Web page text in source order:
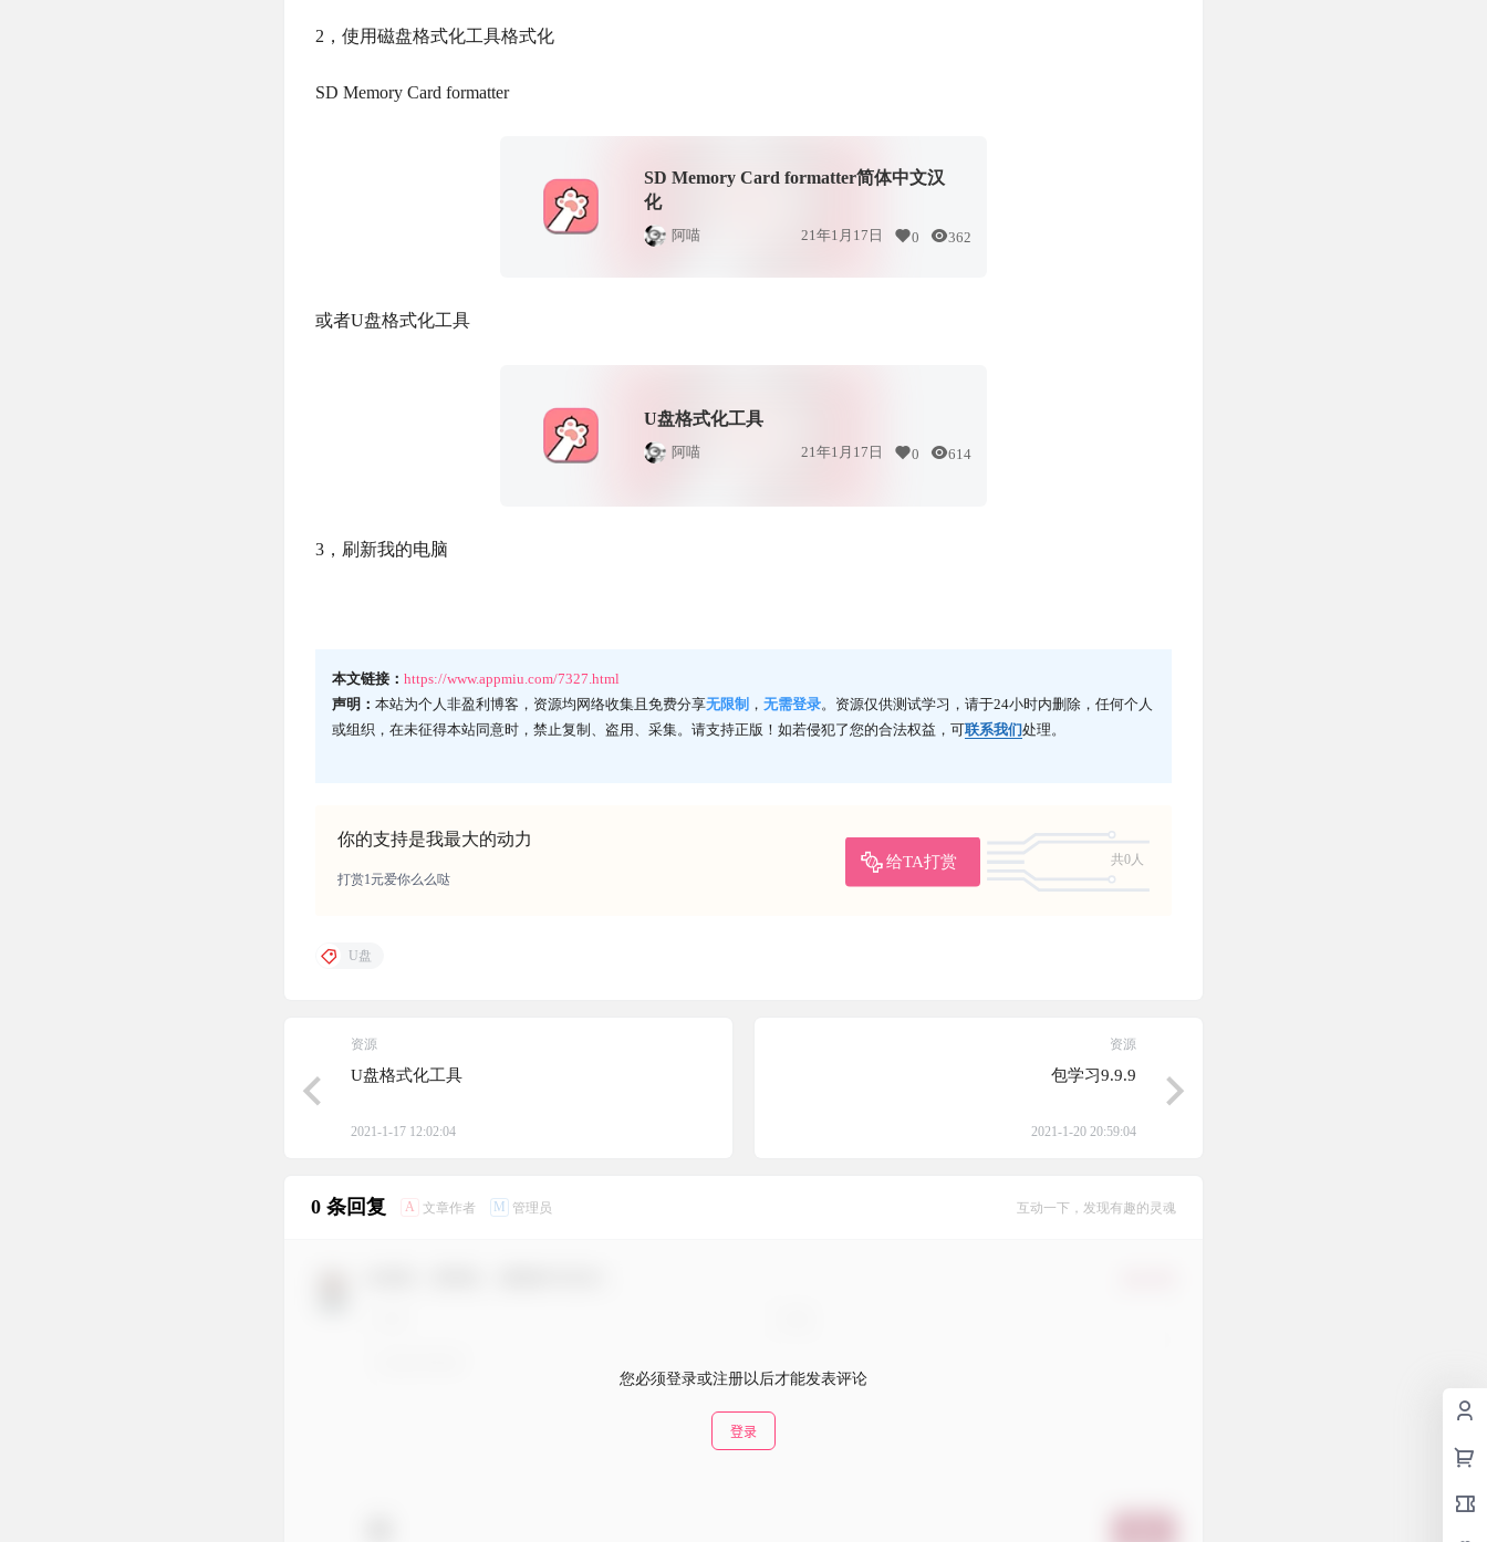
2，使用磁盘格式化工具格式化
SD Memory Card formatter
SD Memory Card formatter简体中文汉
化
阿喵 21年1月17日 0 362
或者U盘格式化工具
U盘格式化工具
阿喵 21年1月17日 0 614
3，刷新我的电脑
本文链接： https://www.appmiu.com/7327.html
声明： 本站为个人非盈利博客，资源均网络收集且免费分享无限制 ， 无需登录。资源仅供测试学习，请于24小时内删除，任何个人
或组织，在未征得本站同意时，禁止复制、盗用、采集。请支持正版！如若侵犯了您的合法权益，可联系我们处理。
你的支持是我最大的动力
给TA打赏
共0人
打赏1元爱你么么哒
U盘
资源
U盘格式化工具
2021-1-17 12:02:04
资源
包学习9.9.9
2021-1-20 20:59:04
0 条回复 A 文章作者 M 管理员 互动一下，发现有趣的灵魂
您必须登录或注册以后才能发表评论
登录